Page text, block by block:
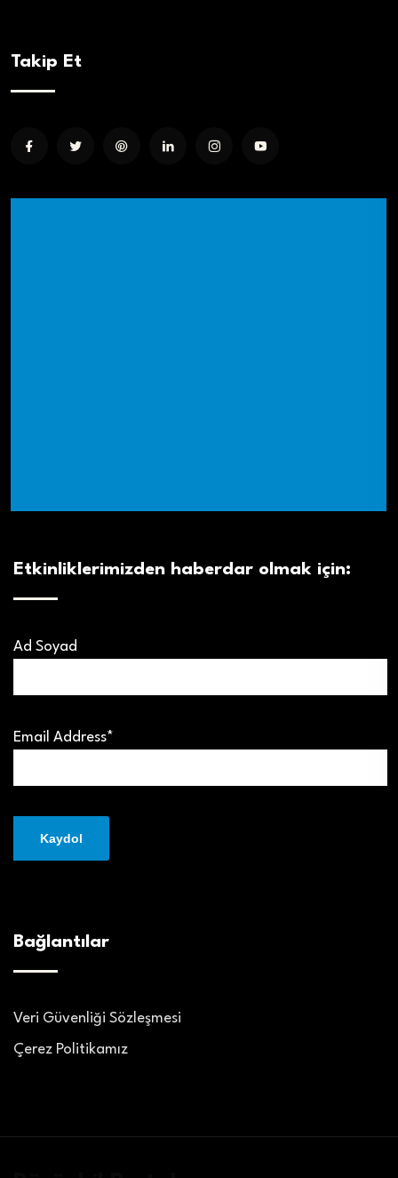
Takip Et
Etkinliklerimizden haberdar olmak için:
Ad Soyad
Email Address*
Bağlantılar
Veri Güvenliği Sözleşmesi
Çerez Politikamız